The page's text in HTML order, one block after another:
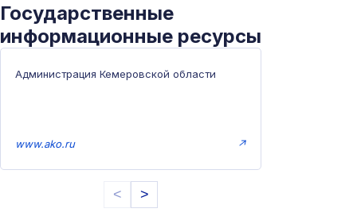
Государственные
информационные ресурсы
Администрация Кемеровской области
www.ako.ru ↗
< >